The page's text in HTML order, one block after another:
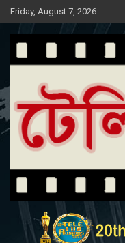
Skip
to
content
Friday, August 7, 2026
টেলি সিনে
Entertainment News Portal